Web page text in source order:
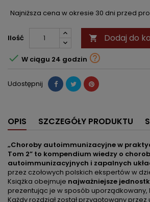
Najniższa cena w okresie 30 dni przed
Ilość  Dodaj do
 W ciągu 24 godzin 
Udostępnij
OPIS SZCZEGÓŁY PRODUKTU
„Choroby autoimmunizacyjne w
Tom 2” to kompendium wiedzy o
autoimmunizacyjnych i zapalnych
przez czołowych polskich ekspertów w
Książka obejmuje najważniejsze
prezentując je w sposób uporządkowany,
Każdy rozdział został przygotowany